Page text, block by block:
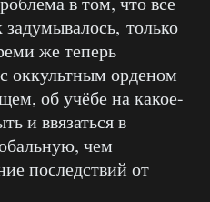
только
же теперь
оккультным орденом
об учёбе на какое-
и ввязаться в
чем
последствий от